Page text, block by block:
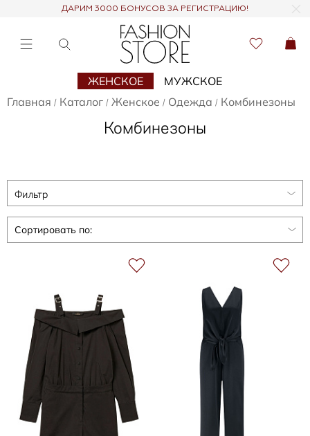
ДАРИМ 3000 БОНУСОВ ЗА РЕГИСТРАЦИЮ!
ЖЕНСКОЕ
МУЖСКОЕ
Главная / Каталог / Женское / Одежда / Комбинезоны
Комбинезоны
Фильтр
Сортировать по: